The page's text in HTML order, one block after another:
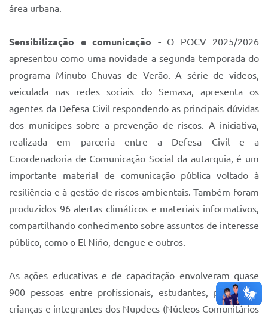
área urbana.
Sensibilização e comunicação -O POCV 2025/2026
apresentou como uma novidade a segunda temporada do
programa Minuto Chuvas de Verão. A série de vídeos,
veiculada nas redes sociais do Semasa, apresenta os
agentes da Defesa Civil respondendo as principais dúvidas
dos munícipes sobre a prevenção de riscos. A iniciativa,
realizada em parceria entre a Defesa Civil e a
Coordenadoria de Comunicação Social da autarquia, é um
importante material de comunicação pública voltado à
resiliência e à gestão de riscos ambientais. Também foram
produzidos 96 alertas climáticos e materiais informativos,
compartilhando conhecimento sobre assuntos de interesse
público, como o El Niño, dengue e outros.
As ações educativas e de capacitação envolveram quase
900 pessoas entre profissionais, estudantes, população,
crianças e integrantes dos Nupdecs (Núcleos Comunitários